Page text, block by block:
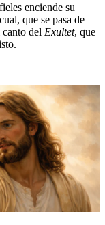
enciende su
que se pasa de
canto del Exultet, que